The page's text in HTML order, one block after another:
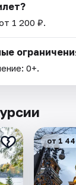
1 200 ₽.
0+.
от 1